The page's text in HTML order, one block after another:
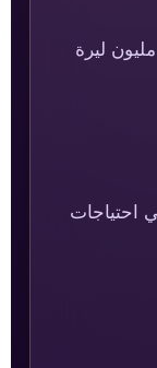
الرسوم التقريبية: من 9 إلى 11 مليون ليرة
احتياجات